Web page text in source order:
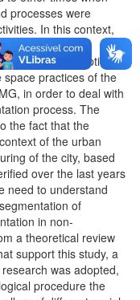
processes were
In this context,
the
consumption
practices of the
in order to deal with
process. The
the fact that the
of the urban
of the city, based
over the last years
need to understand
of
in non-
a theoretical review
support this study, a
was adopted,
procedure the